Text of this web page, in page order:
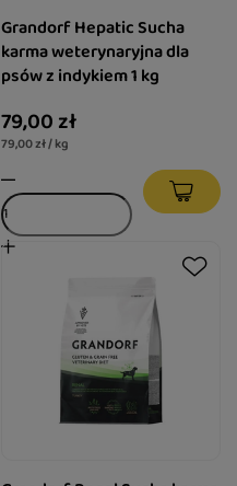
Grandorf Hepatic Sucha
karma weterynaryjna dla
psów z indykiem 1 kg
79,00 zł
79,00 zł / kg